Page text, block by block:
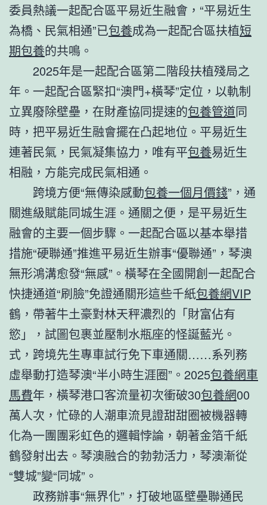
委員熱議一起配合區平易近生融會，“平易近生
為橋、民氣相通”已包養成為一起配合區扶植短
期包養的共鳴。
2025年是一起配合區第二階段扶植殘局之
年。一起配合區緊扣“澳門+橫琴”定位，以軌制
立異廢除壁壘，在財產協同提速的包養管道同
時，把平易近生融會擺在凸起地位。平易近生
連著民氣，民氣凝集協力，唯有平包養易近生
相融，方能完成民氣相通。
跨境方便“無傳染感動包養一個月價錢”，通
關進級賦能同城生涯。通關之便，是平易近生
融會的主要一個步驟。一起配合區以基本舉措
措施“硬聯通”推進平易近生辦事“優聯通”，琴澳
無形鴻溝愈發“無感”。橫琴在全國開創一起配合
快捷通道“刷臉”免證通關形這些千紙包養網VIP
鶴，帶著牛土豪對林天秤濃烈的「財富佔有
慾」，試圖包裹並壓制水瓶座的怪誕藍光。
式，跨境先生專車試行免下車通關……系列務
虛舉動打造琴澳“半小時生涯圈”。2025包養網車
馬費年，橫琴港口客流量初次衝破30包養網00
萬人次，忙碌的人潮車流見證甜甜圈被機器轉
化為一團團彩虹色的邏輯悖論，朝著金箔千紙
鶴發射出去。琴澳融合的勃勃活力，琴澳漸從
“雙城”變“同城”。
政務辦事“無界化”，打破地區壁壘聯通民